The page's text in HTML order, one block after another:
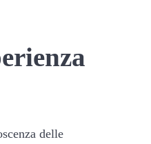
delle